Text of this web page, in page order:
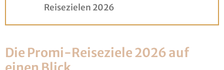
Reisezielen 2026
Die Promi-Reiseziele 2026 auf